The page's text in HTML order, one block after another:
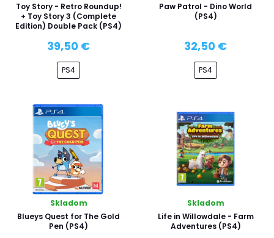
Toy Story - Retro Roundup!
+ Toy Story 3 (Complete
Edition) Double Pack (PS4)
39,50 €
PS4
Paw Patrol - Dino World
(PS4)
32,50 €
PS4
Skladom
Blueys Quest for The Gold
Pen (PS4)
Skladom
Life in Willowdale - Farm
Adventures (PS4)